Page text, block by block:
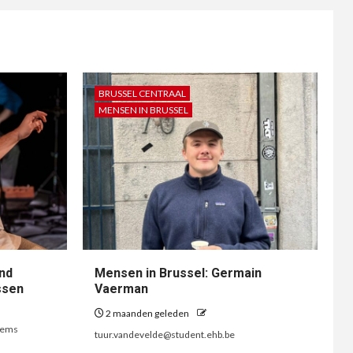
BRUSSEL CENTRAAL
MENSEN IN BRUSSEL
Mensen in Brussel: Germain
Vaerman
2 maanden geleden
tuur.vandevelde@student.ehb.be